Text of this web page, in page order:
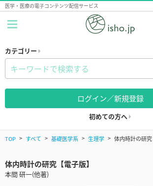
医学・医療の電子コンテンツ配信サービス
カテゴリー
ログイン／新規登録
初めての方へ
TOP すべて 基礎医学系 生理学 体内時計の研究
体内時計の研究【電子版】
本間 研一(他著)